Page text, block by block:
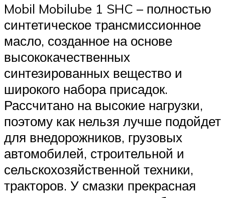
Mobil Mobilube 1 SHC – полностью
синтетическое трансмиссионное
масло, созданное на основе
высококачественных
синтезированных вещество и
широкого набора присадок.
Рассчитано на высокие нагрузки,
поэтому как нельзя лучше подойдет
для внедорожников, грузовых
автомобилей, строительной и
сельскохозяйственной техники,
тракторов. У смазки прекрасная